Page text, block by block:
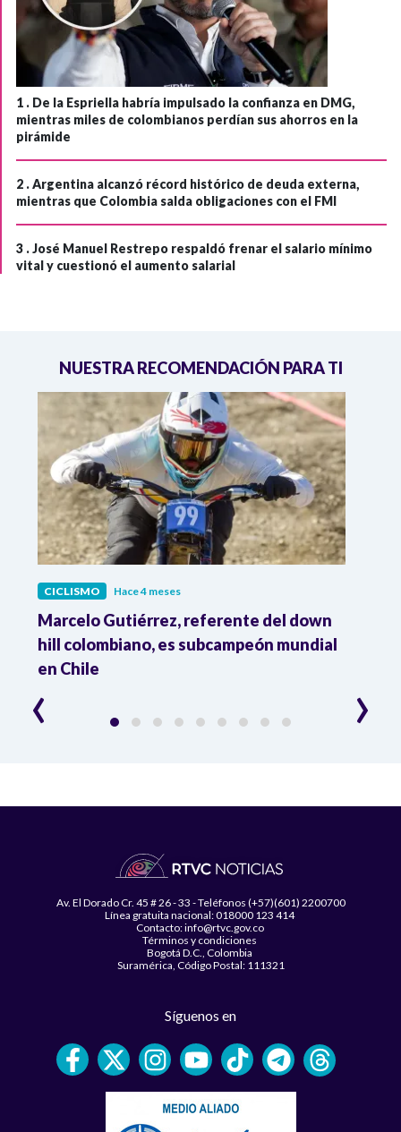
1 . De la Espriella habría impulsado la confianza en DMG,
mientras miles de colombianos perdían sus ahorros en la
pirámide
2 .Argentina alcanzó récord histórico de deuda externa,
mientras que Colombia salda obligaciones con el FMI
3 .José Manuel Restrepo respaldó frenar el salario mínimo
vital y cuestionó el aumento salarial
NUESTRA RECOMENDACIÓN PARA TI
CICLISMO Hace 4 meses
Marcelo Gutiérrez, referente del down
hill colombiano, es subcampeón mundial
en Chile
‹ ›
Av. El Dorado Cr. 45 # 26 - 33 - Teléfonos (+57)(601) 2200700
Línea gratuita nacional: 018000 123 414
Contacto: info@rtvc.gov.co
Términos y condiciones
Bogotá D.C., Colombia
Suramérica, Código Postal: 111321
Síguenos en